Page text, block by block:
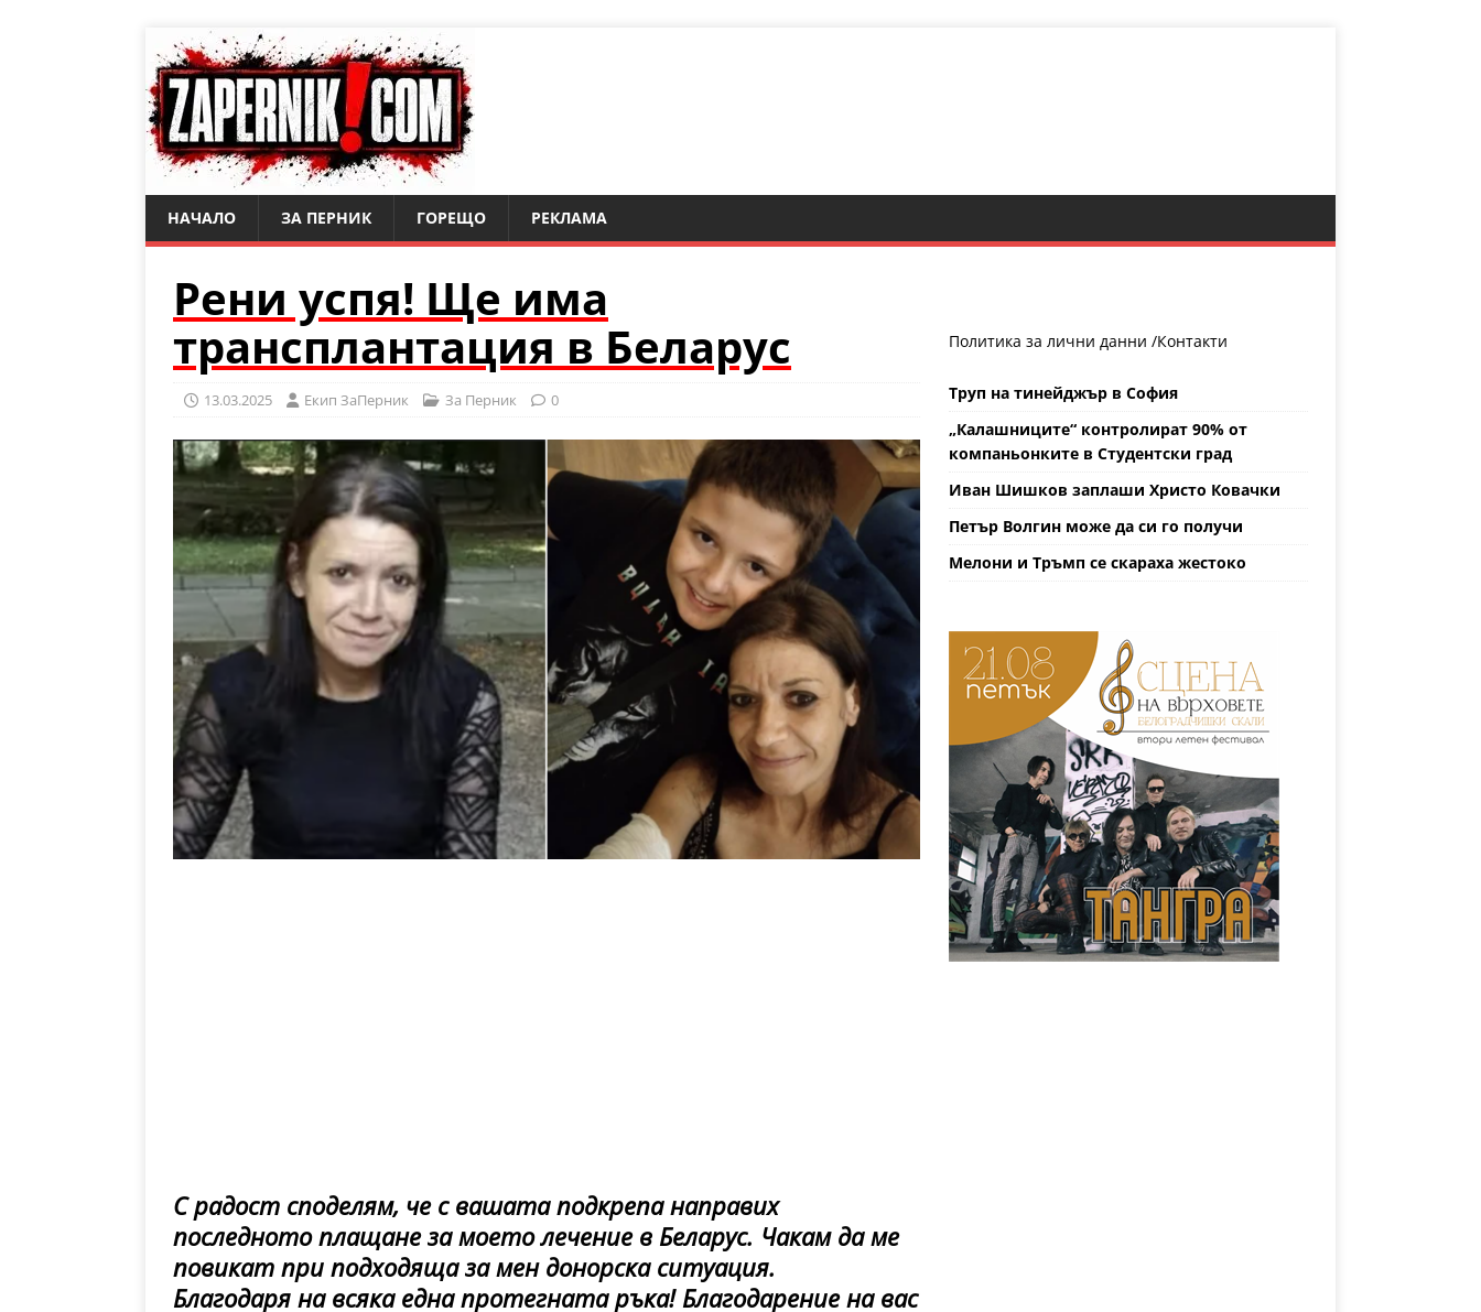
НАЧАЛО ЗА ПЕРНИК ГОРЕЩО РЕКЛАМА
Рени успя! Ще има
трансплантация в Беларус
13.03.2025 Eкип ЗаПерник За Перник 0
С радост споделям, че с вашата подкрепа направих
последното плащане за моето лечение в Беларус. Чакам да ме
повикат при подходяща за мен донорска ситуация.
Благодаря на всяка една протегната ръка! Благодарение на вас
Политика за лични данни /Контакти
Труп на тинейджър в София
„Калашниците“ контролират 90% от
компаньонките в Студентски град
Иван Шишков заплаши Христо Ковачки
Петър Волгин може да си го получи
Мелони и Тръмп се скараха жестоко